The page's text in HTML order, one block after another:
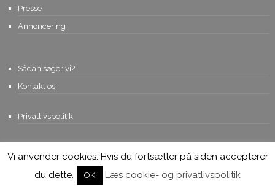
Presse
Annoncering
Sådan søger vi?
Kontakt os
Privatlivspolitik
© Copyright 2015, Viviro.com ApS- Alle rettigheder forbeholdes. Vi
tager forbehold for fejlagtige priser.
Vi anvender cookies. Hvis du fortsætter på siden accepterer
du dette.
OK Læs cookie- og privatlivspolitik